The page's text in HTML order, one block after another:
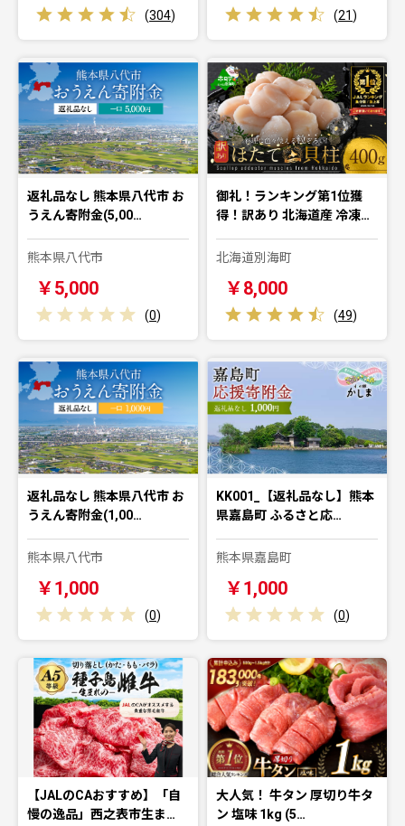
(304) (21)
返礼品なし 熊本県八代市 お
うえん寄附金(5,00…
熊本県八代市
￥5,000
(0)
御礼！ランキング第1位獲
得！訳あり 北海道産 冷凍…
北海道別海町
￥8,000
(49)
返礼品なし 熊本県八代市 お
うえん寄附金(1,00…
熊本県八代市
￥1,000
(0)
KK001_【返礼品なし】熊本
県嘉島町 ふるさと応…
熊本県嘉島町
￥1,000
(0)
【JALのCAおすすめ】「自
慢の逸品」西之表市生ま…
大人気！ 牛タン 厚切り牛タ
ン 塩味 1kg (5…